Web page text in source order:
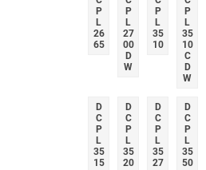
P
L
26
65
P
L
27
00
D
W
P
L
35
10
P
L
35
10
C
D
W
D
C
P
L
35
15
D
C
P
L
35
20
D
C
P
L
35
27
D
C
P
L
35
50